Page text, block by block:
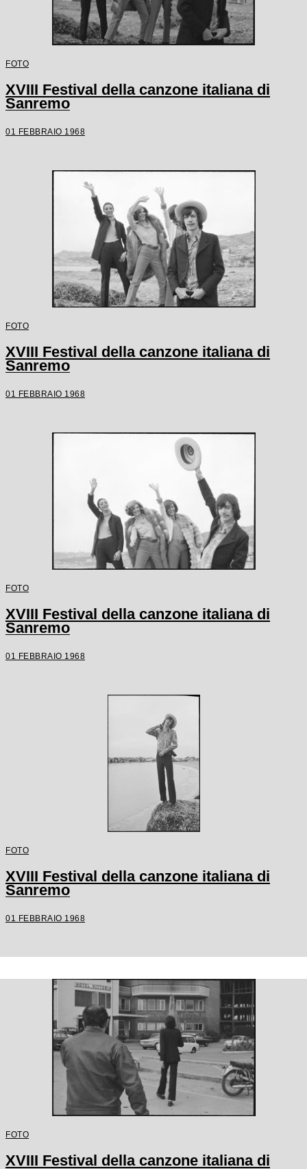
FOTO
XVIII Festival della canzone italiana di
Sanremo
01 FEBBRAIO 1968
FOTO
XVIII Festival della canzone italiana di
Sanremo
01 FEBBRAIO 1968
FOTO
XVIII Festival della canzone italiana di
Sanremo
01 FEBBRAIO 1968
FOTO
XVIII Festival della canzone italiana di
Sanremo
01 FEBBRAIO 1968
FOTO
XVIII Festival della canzone italiana di